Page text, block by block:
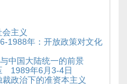
主义
1988年：开放政策对文化
中国大陆统一的前景
1989年6月3-4日
政治下的准资本主义